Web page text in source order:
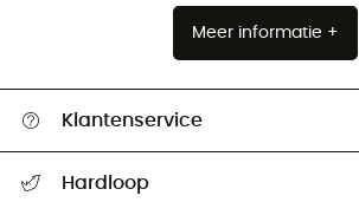
Meer informatie +
Klantenservice
Hardloop